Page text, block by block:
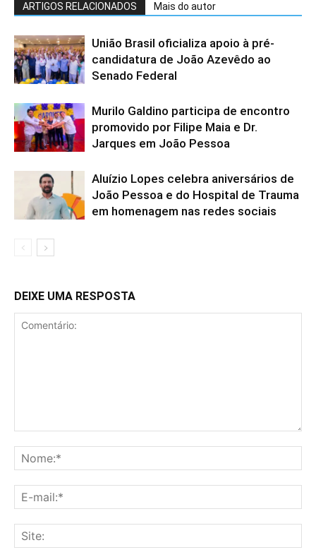
ARTIGOS RELACIONADOS Mais do autor
União Brasil oficializa apoio à pré-
candidatura de João Azevêdo ao
Senado Federal
Murilo Galdino participa de encontro
promovido por Filipe Maia e Dr.
Jarques em João Pessoa
Aluízio Lopes celebra aniversários de
João Pessoa e do Hospital de Trauma
em homenagem nas redes sociais
DEIXE UMA RESPOSTA